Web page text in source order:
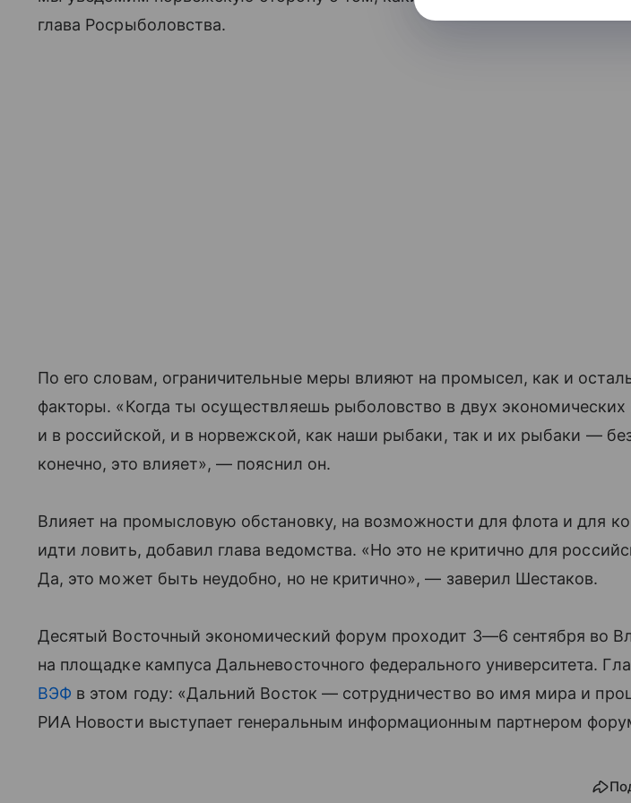
глава Росрыболовства.
По его словам, ограничительные меры влияют на промысел, как и
факторы. «Когда ты осуществляешь рыболовство в двух
и в российской, и в норвежской, как наши рыбаки, так и их рыбаки —
конечно, это влияет», — пояснил он.
Влияет на промысловую обстановку, на возможности для флота и для
идти ловить, добавил глава ведомства. «Но это не критично для
Да, это может быть неудобно, но не критично», — заверил Шестаков.
Десятый Восточный экономический форум проходит 3—6 сентября во
на площадке кампуса Дальневосточного федерального университета.
ВЭФ в этом году: «Дальний Восток — сотрудничество во имя мира и
РИА Новости выступает генеральным информационным партнером